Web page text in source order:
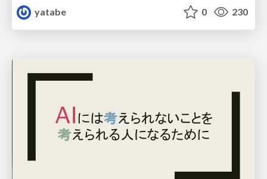
yatabe
0 230